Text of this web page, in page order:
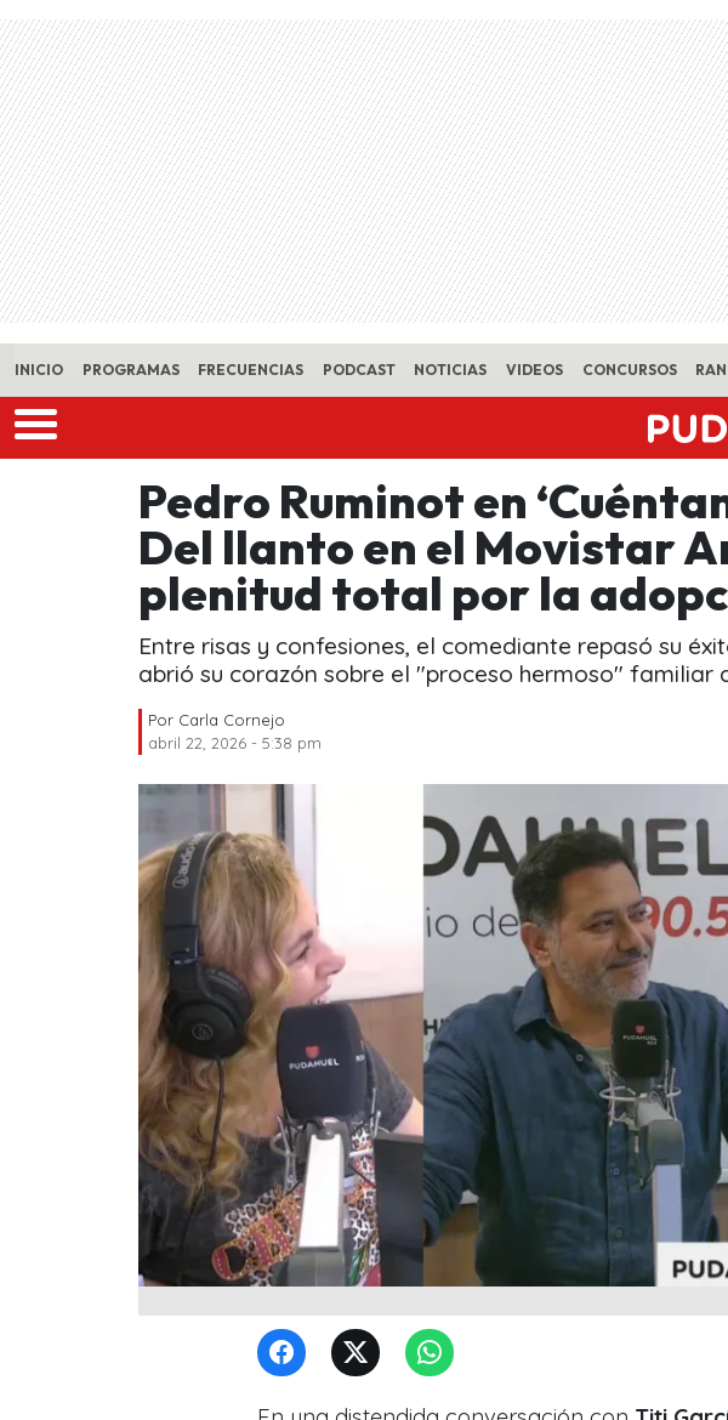
Skip to main content
INICIO PROGRAMAS FRECUENCIAS PODCAST NOTICIAS VIDEOS CONCURSOS
Pedro Ruminot en
Del llanto en el Movistar
plenitud total por la
Entre risas y confesiones, el comediante repasó su
abrió su corazón sobre el "proceso hermoso" familiar
Por Carla Cornejo
abril 22, 2026 - 5:38 pm